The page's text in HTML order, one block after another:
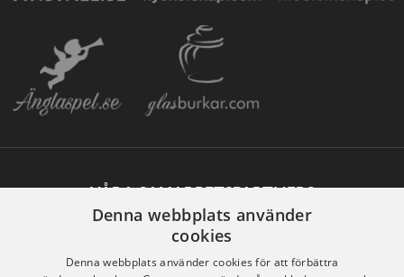
VÅRA SAMARBETSPARTNERS
Denna webbplats använder
cookies
Denna webbplats använder cookies för att förbättra